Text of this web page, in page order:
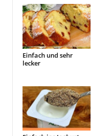
Einfach und sehr
lecker